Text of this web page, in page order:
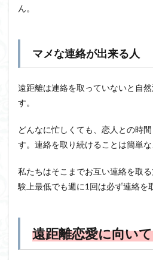
ん。
マメな連絡が出来る人
遠距離は連絡を取っていないと自
す。
どんなに忙しくても、恋人との時
す。連絡を取り続けることは簡単な
私たちはそこまでお互い連絡を取
験上最低でも週に1回は必ず連絡を
遠距離恋愛に向い